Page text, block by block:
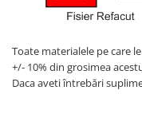
Toate materialele pe care
+/- 10% din grosimea
Daca aveti întrebări